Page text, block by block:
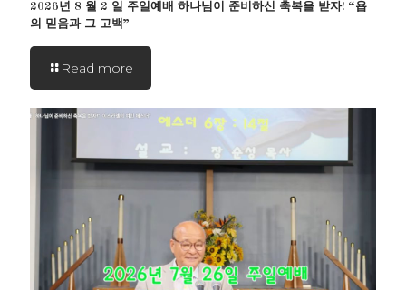
2026년 8 월 2 일 주일예배 하나님이 준비하신 축복을 받자! “욥
의 믿음과 그 고백”
Read more